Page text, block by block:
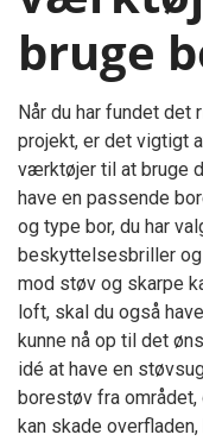
bruge
Når du har fundet
projekt, er det vigtigt
værktøjer til at bruge
have en passende
og type bor, du har
beskyttelsesbriller
mod støv og skarpe
loft, skal du også
kunne nå op til det
idé at have en
borestøv fra
kan skade